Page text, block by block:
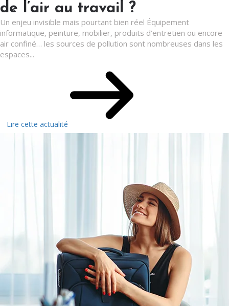
de l’air au travail ?
Un enjeu invisible mais pourtant bien réel Équipement
informatique, peinture, mobilier, produits d’entretien ou encore
air confiné… les sources de pollution sont nombreuses dans les
espaces...
Lire cette actualité